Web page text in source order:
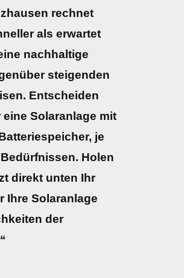
rechnet
als erwartet
nachhaltige
steigenden
Entscheiden
Solaranlage mit
je
Holen
direkt unten Ihr
Ihre Solaranlage
der